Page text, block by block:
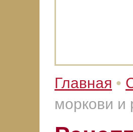
Главная •
моркови и